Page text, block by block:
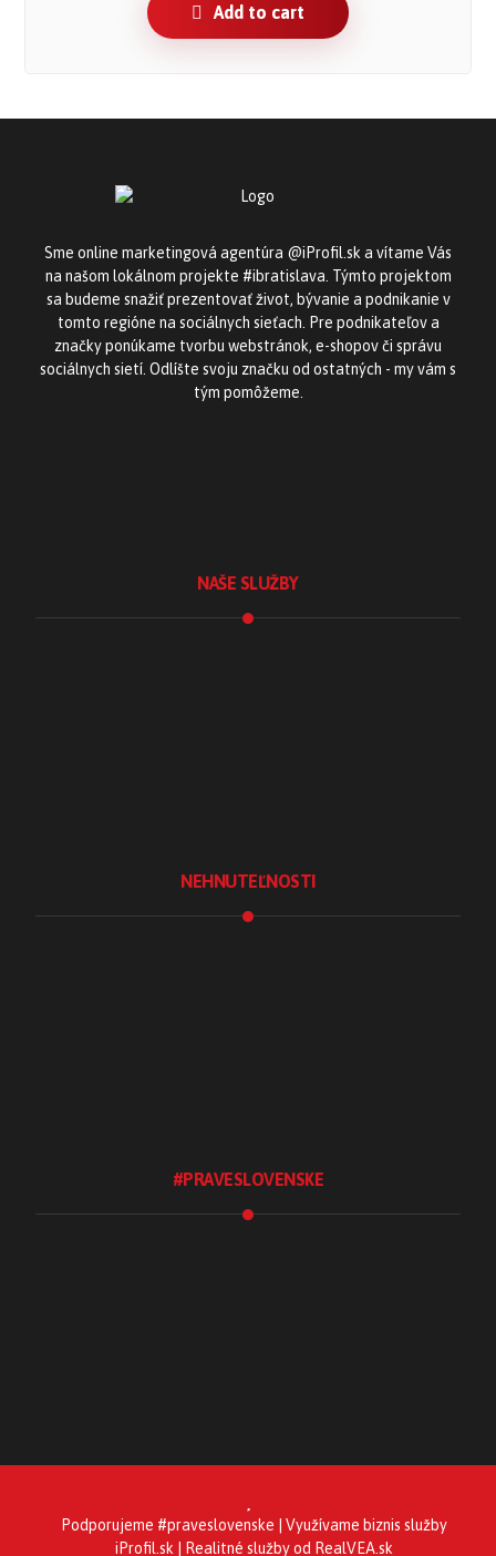
Add to cart
Sme online marketingová agentúra @iProfil.sk a vítame Vás
na našom lokálnom projekte #ibratislava. Týmto projektom
sa budeme snažiť prezentovať život, bývanie a podnikanie v
tomto regióne na sociálnych sieťach. Pre podnikateľov a
značky ponúkame tvorbu webstránok, e-shopov či správu
sociálnych sietí. Odlíšte svoju značku od ostatných - my vám s
tým pomôžeme.
NAŠE SLUŽBY
NEHNUTEĽNOSTI
#PRAVESLOVENSKE
Podporujeme #praveslovenske | Využívame biznis služby
iProfil.sk | Realitné služby od RealVEA.sk